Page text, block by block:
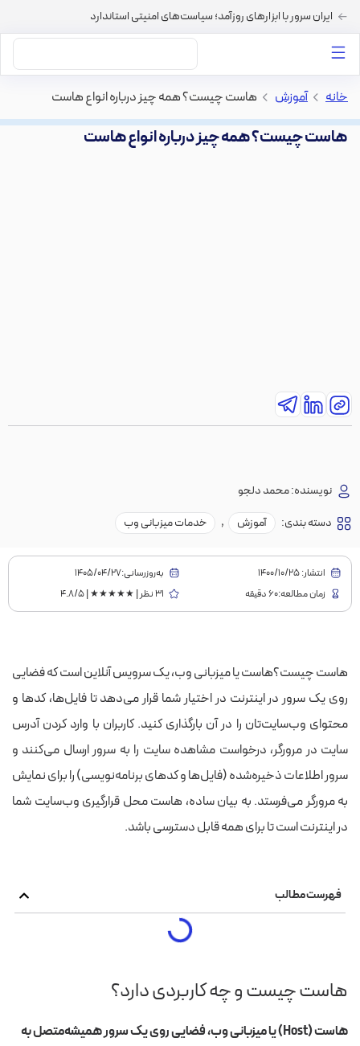
ایران سرور با ابزارهای روزآمد؛ سیاست‌های امنیتی استاندارد
خانه > آموزش > هاست چیست؟ همه چیز درباره انواع هاست
هاست چیست؟ همه چیز درباره انواع هاست
نویسنده:محمد دلجو
دسته بندی:
آموزش , خدمات میزبانی وب
انتشار:1400/10/25
به‌روز‌رسانی:۱۴۰۵/۰۴/۲۷
زمان مطالعه:60 دقیقه
31 نظر | ★★★★★ | 4.8/5
هاست چیست؟هاست یا میزبانی وب، یک سرویس آنلاین است که فضایی
روی یک سرور در اینترنت در اختیار شما قرار می‌دهد تا فایل‌ها، کدها و
محتوای وب‌سایت‌تان را در آن بارگذاری کنید. کاربران با وارد کردن آدرس
سایت در مرورگر، درخواست مشاهده سایت را به سرور ارسال می‌کنند و
سرور اطلاعات ذخیره‌شده (فایل‌ها و کدهای برنامه‌نویسی) را برای نمایش
به مرورگر می‌فرستد. به بیان ساده، هاست محل قرارگیری وب‌سایت شما
در اینترنت است تا برای همه قابل دسترسی باشد.
فهرست مطالب
هاست چیست و چه کاربردی دارد؟
هاست (Host) یا میزبانی وب، فضایی روی یک سرور همیشه‌متصل به